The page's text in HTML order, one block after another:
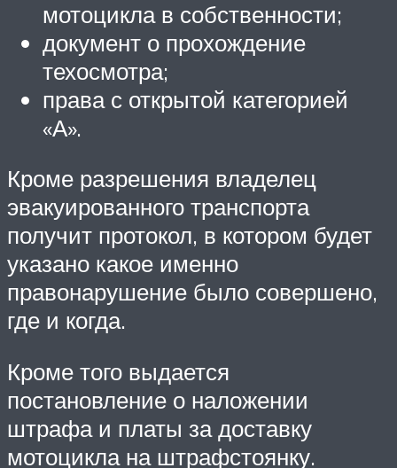
мотоцикла в собственности;
документ о прохождение
техосмотра;
права с открытой категорией
«А».
Кроме разрешения владелец
эвакуированного транспорта
получит протокол, в котором будет
указано какое именно
правонарушение было совершено,
где и когда.
Кроме того выдается
постановление о наложении
штрафа и платы за доставку
мотоцикла на штрафстоянку.